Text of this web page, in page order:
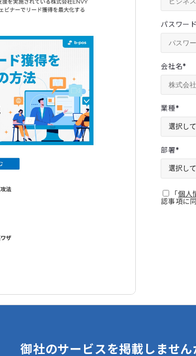
パスワード
会社名*
業種*
部署*
「個人
認事項に
御社のサービスを掲載しません